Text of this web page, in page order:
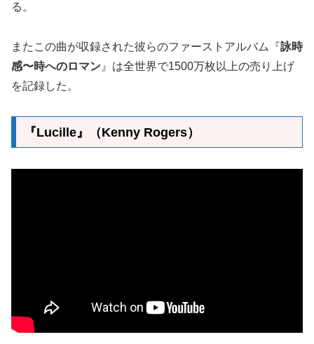
る。
またこの曲が収録された彼らのファーストアルバム『詠時
感〜時へのロマン 』は全世界で1500万枚以上の売り上げ
を記録した。
『Lucille』（Kenny Rogers）